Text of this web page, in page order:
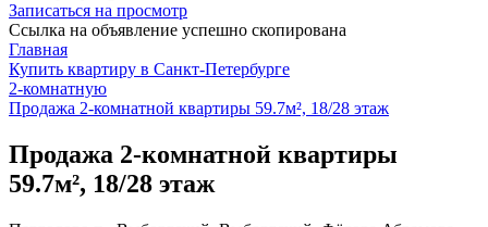
Записаться на просмотр
Ссылка на объявление успешно скопирована
Главная
Купить квартиру в Санкт-Петербурге
2-комнатную
Продажа 2-комнатной квартиры 59.7м², 18/28 этаж
Продажа 2-комнатной квартиры
59.7м², 18/28 этаж